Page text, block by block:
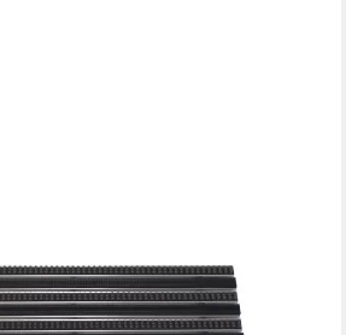
DIPLOMAT, Gummi Schwarz + Bürsten
22 mm, Größe: 600x400 mm, für Innen-